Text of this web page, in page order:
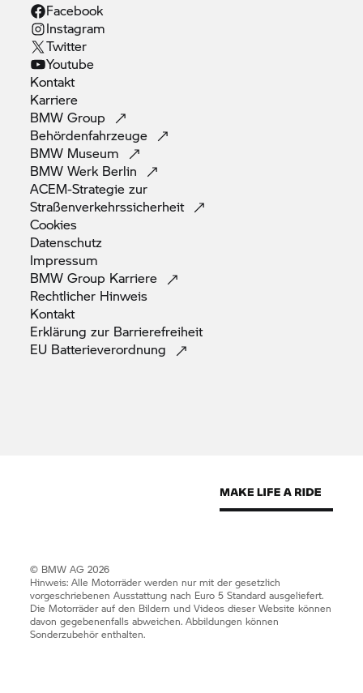
Facebook
Instagram
Twitter
Youtube
Kontakt
Karriere
BMWGroup
Behördenfahrzeuge
BMW Museum
BMW Werk Berlin
ACEM-Strategie zur
Straßenverkehrssicherheit
Cookies
Datenschutz
Impressum
BMW Group Karriere
Rechtlicher Hinweis
Kontakt
Erklärung zur Barrierefreiheit
EU Batterieverordnung
© BMW AG 2026
Hinweis: Alle Motorräder werden nur mit der gesetzlich
vorgeschriebenen Ausstattung nach Euro 5 Standard ausgeliefert.
Die Motorräder auf den Bildern und Videos dieser Website können
davon gegebenenfalls abweichen. Abbildungen können
Sonderzubehör enthalten.